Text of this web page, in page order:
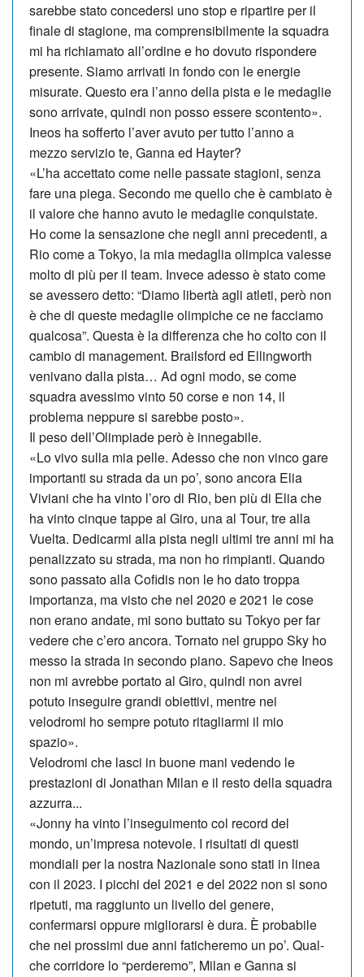
sarebbe stato concedersi uno stop e ripartire per il
finale di stagione, ma comprensibilmente la squadra
mi ha richiamato all’ordine e ho dovuto rispondere
presente. Siamo arrivati in fondo con le energie
misurate. Questo era l’anno della pista e le medaglie
sono arrivate, quindi non posso essere scontento».
Ineos ha sofferto l’aver avuto per tutto l’anno a
mezzo servizio te, Ganna ed Hayter?
«L’ha ac­cettato come nelle passate sta­gioni, senza
fa­re una piega. Se­condo me quello che è cambiato è
il valore che hanno avuto le medaglie conquistate.
Ho come la sen­sazione che negli anni precedenti, a
Rio come a Tokyo, la mia medaglia olimpica valesse
molto di più per il team. Invece adesso è stato come
se avessero det­to: “Diamo libertà agli atleti, però non
è che di queste medaglie olimpiche ce ne facciamo
qualcosa”. Questa è la differenza che ho colto con il
cambio di management. Brailsford ed Ellin­gworth
venivano dalla pista… Ad ogni modo, se come
squadra avessimo vinto 50 corse e non 14, il
problema neppure si sarebbe posto».
Il peso dell’Olimpiade però è innegabile.
«Lo vivo sulla mia pelle. Adesso che non vinco gare
importanti su strada da un po’, sono ancora Elia
Viviani che ha vinto l’oro di Rio, ben più di Elia che
ha vinto cinque tappe al Giro, una al Tour, tre alla
Vuelta. Dedicarmi alla pista negli ultimi tre anni mi ha
penalizzato su strada, ma non ho rimpianti. Quando
sono passato alla Cofidis non le ho dato troppa
importanza, ma visto che nel 2020 e 2021 le cose
non erano andate, mi sono buttato su Tokyo per far
vedere che c’ero ancora. Tornato nel gruppo Sky ho
messo la strada in secondo piano. Sapevo che Ineos
non mi avrebbe portato al Giro, quindi non avrei
potuto inseguire grandi obiettivi, mentre nei
velodromi ho sempre potuto ritagliarmi il mio
spazio».
Velodromi che lasci in buone mani vedendo le
prestazioni di Jonathan Milan e il resto della squadra
azzurra...
«Jonny ha vinto l’inseguimento col re­cord del
mondo, un’impresa notevole. I risultati di questi
mondiali per la no­stra Nazionale sono stati in linea
con il 2023. I picchi del 2021 e del 2022 non si sono
ripetuti, ma raggiunto un livello del genere,
confermarsi oppure migliorarsi è dura. È probabile
che nei prossimi due anni faticheremo un po’. Qual­
che corridore lo “perderemo”, Mi­lan e Ganna si